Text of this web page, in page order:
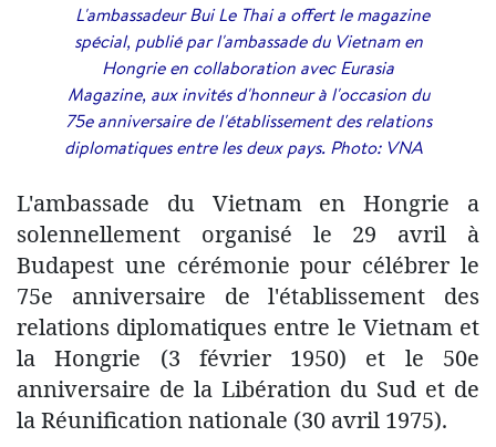
L'ambassadeur Bui Le Thai a offert le magazine
spécial, publié par l'ambassade du Vietnam en
Hongrie en collaboration avec Eurasia
Magazine, aux invités d'honneur à l'occasion du
75e anniversaire de l'établissement des relations
diplomatiques entre les deux pays. Photo: VNA
L'ambassade du Vietnam en Hongrie a
solennellement organisé le 29 avril à
Budapest une cérémonie pour célébrer le
75e anniversaire de l'établissement des
relations diplomatiques entre le Vietnam et
la Hongrie (3 février 1950) et le 50e
anniversaire de la Libération du Sud et de
la Réunification nationale (30 avril 1975).